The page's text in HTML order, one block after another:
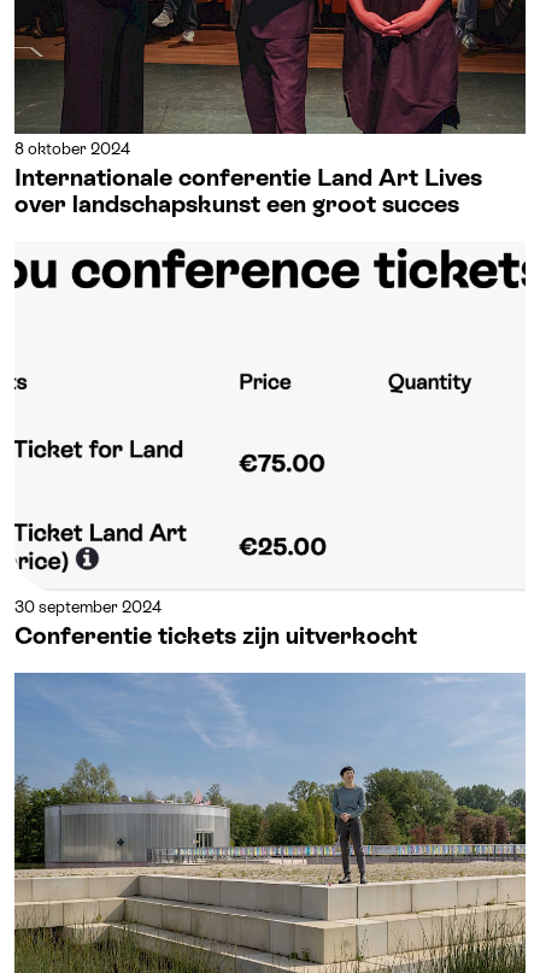
8 oktober 2024
Internationale conferentie Land Art Lives
over landschapskunst een groot succes
30 september 2024
Conferentie tickets zijn uitverkocht